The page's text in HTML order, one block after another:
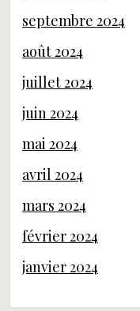
septembre 2024
août 2024
juillet 2024
juin 2024
mai 2024
avril 2024
mars 2024
février 2024
janvier 2024